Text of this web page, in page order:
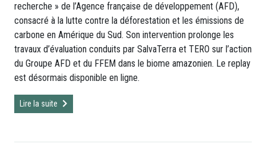
recherche » de l’Agence française de développement (AFD),
consacré à la lutte contre la déforestation et les émissions de
carbone en Amérique du Sud. Son intervention prolonge les
travaux d’évaluation conduits par SalvaTerra et TERO sur l’action
du Groupe AFD et du FFEM dans le biome amazonien. Le replay
est désormais disponible en ligne.
Lire la suite